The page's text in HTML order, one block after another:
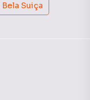
Bela Suiça